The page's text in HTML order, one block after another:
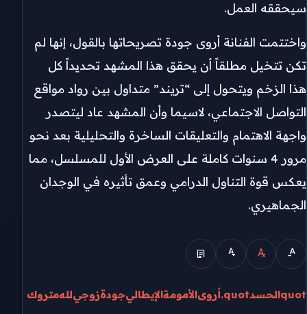
سيحققه العمل.
​واختتمت الفنانة أروى جودة تصريحاتها بالقول، إنها لم
تكن تتخيل مطلقاً أن يحقق هذا المشهد تحديداً كل
هذا الزخم ويتحول إلى “تريند” متداول بين رواد مواقع
التواصل الاجتماعي، لاسيما وأن المشهد عاد ليتصدر
واجهة الاهتمام والتعليقات الساخرة والتحليلية بعد نحو
مرور 4 سنوات كاملة على العرض الأول للمسلسل، مما
يعكس قوة التناول الدرامي وعمق تأثيره في الوجدان
الجماهيري.
quotالحسدquot. أروىالأمومةالإيطاليجودةزوجيللهمتروك